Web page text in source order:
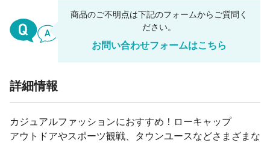
商品のご不明点は下記のフォームからご質問く
ださい。
お問い合わせフォームはこちら
詳細情報
カジュアルファッションにおすすめ！ローキャップ
アウトドアやスポーツ観戦、タウンユースなどさまざまな